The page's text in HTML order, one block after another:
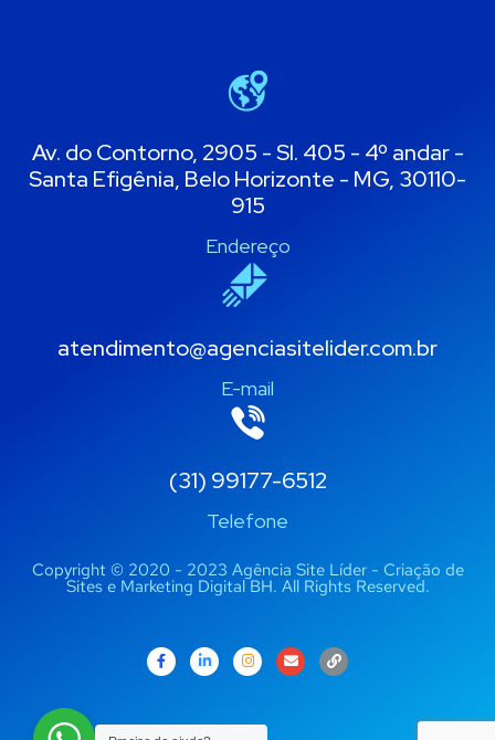
Av. do Contorno, 2905 - Sl. 405 - 4º andar -
Santa Efigênia, Belo Horizonte - MG, 30110-
915
Endereço
atendimento@agenciasitelider.com.br
E-mail
(31) 99177-6512
Telefone
Copyright © 2020 - 2023 Agência Site Líder - Criação de
Sites e Marketing Digital BH. All Rights Reserved.